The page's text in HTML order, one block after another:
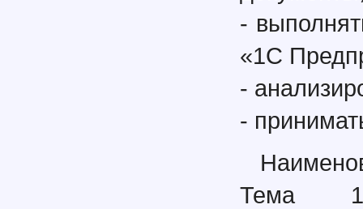
-
«1С
-
-
Тема 1